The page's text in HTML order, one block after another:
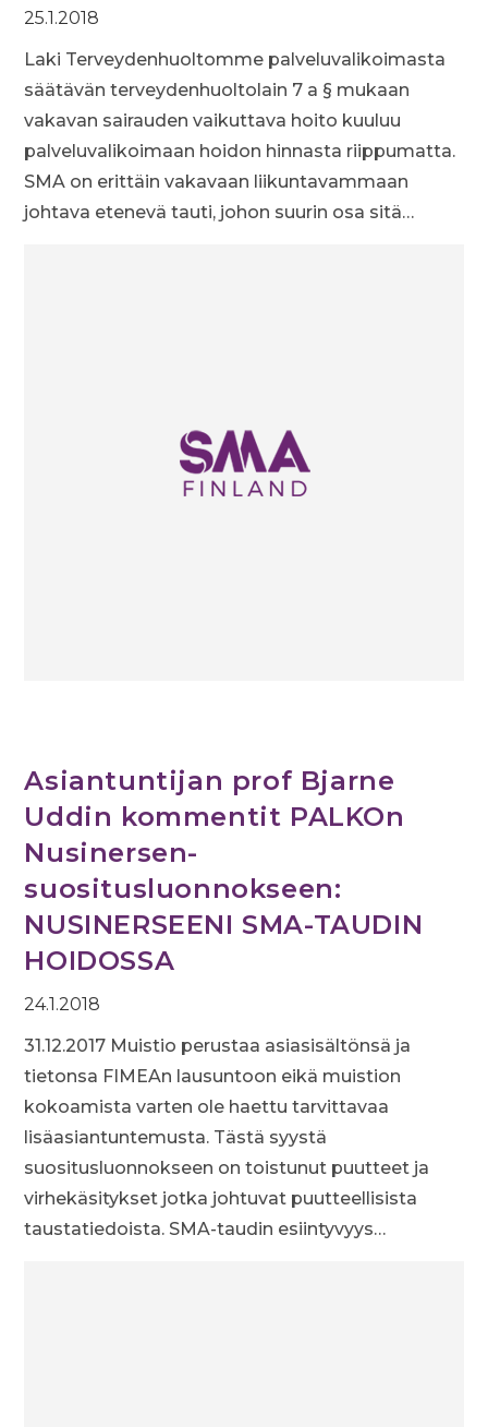
25.1.2018
Laki Terveydenhuoltomme palveluvalikoimasta
säätävän terveydenhuoltolain 7 a § mukaan
vakavan sairauden vaikuttava hoito kuuluu
palveluvalikoimaan hoidon hinnasta riippumatta.
SMA on erittäin vakavaan liikuntavammaan
johtava etenevä tauti, johon suurin osa sitä…
Asiantuntijan prof Bjarne
Uddin kommentit PALKOn
Nusinersen-
suositusluonnokseen:
NUSINERSEENI SMA-TAUDIN
HOIDOSSA
24.1.2018
31.12.2017 Muistio perustaa asiasisältönsä ja
tietonsa FIMEAn lausuntoon eikä muistion
kokoamista varten ole haettu tarvittavaa
lisäasiantuntemusta. Tästä syystä
suositusluonnokseen on toistunut puutteet ja
virhekäsitykset jotka johtuvat puutteellisista
taustatiedoista. SMA-taudin esiintyvyys…